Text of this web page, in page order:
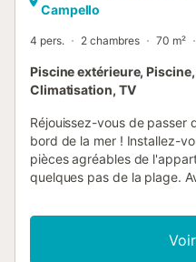
Campello
4 pers. 2 chambres 70 m²
Piscine extérieure,
Climatisation, TV
Réjouissez-vous de passer
bord de la mer ! Installez-
pièces agréables de
quelques pas de la plage.
passer un moment
au golf à proximité. Le soir,
de vacances, installez-